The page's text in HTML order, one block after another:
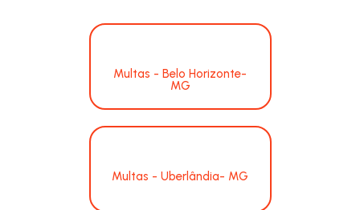
Multas - Belo Horizonte-
MG
Multas - Uberlândia- MG